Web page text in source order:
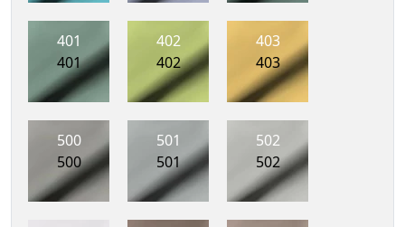
401
401
402
402
403
403
500
500
501
501
502
502